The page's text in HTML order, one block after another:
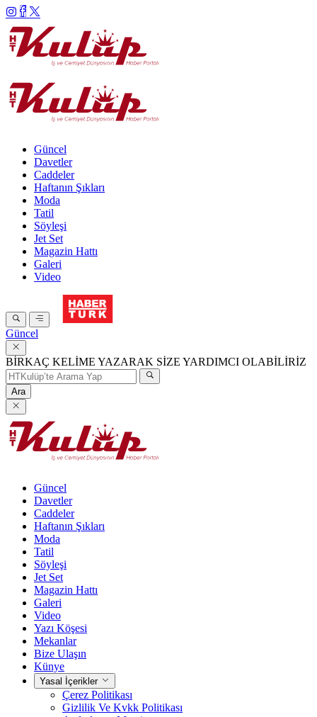
Güncel
Davetler
Caddeler
Haftanın Şıkları
Moda
Tatil
Söyleşi
Jet Set
Magazin Hattı
Galeri
Video
Güncel
BİRKAÇ KELİME YAZARAK SİZE YARDIMCI OLABİLİRİZ
Ara
Güncel
Davetler
Caddeler
Haftanın Şıkları
Moda
Tatil
Söyleşi
Jet Set
Magazin Hattı
Galeri
Video
Yazı Köşesi
Mekanlar
Bize Ulaşın
Künye
Yasal İçerikler
Çerez Politikası
Gizlilik Ve Kvkk Politikası